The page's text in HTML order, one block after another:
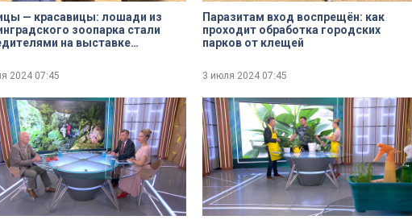
— красавицы: лошади из
зоопарка стали
на выставке
2024 07:45
Паразитам вход воспрещён: как
проходит обработка городских
парков от клещей
3 июля 2024 07:45